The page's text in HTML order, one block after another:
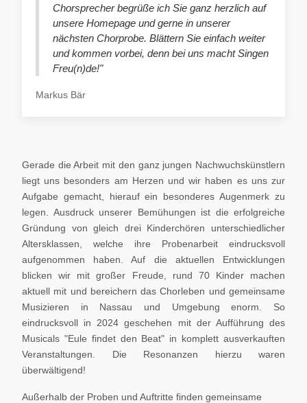
Chorsprecher begrüße ich Sie ganz herzlich auf
unsere Homepage und gerne in unserer
nächsten Chorprobe. Blättern Sie einfach weiter
und kommen vorbei, denn bei uns macht Singen
Freu(n)de!"
Markus Bär
Gerade die Arbeit mit den ganz jungen Nachwuchskünstlern
liegt uns besonders am Herzen und wir haben es uns zur
Aufgabe gemacht, hierauf ein besonderes Augenmerk zu
legen. Ausdruck unserer Bemühungen ist die erfolgreiche
Gründung von gleich drei Kinderchören unterschiedlicher
Altersklassen, welche ihre Probenarbeit eindrucksvoll
aufgenommen haben. Auf die aktuellen Entwicklungen
blicken wir mit großer Freude, rund 70 Kinder machen
aktuell mit und bereichern das Chorleben und gemeinsame
Musizieren in Nassau und Umgebung enorm. So
eindrucksvoll in 2024 geschehen mit der Aufführung des
Musicals "Eule findet den Beat" in komplett ausverkauften
Veranstaltungen. Die Resonanzen hierzu waren
überwältigend!
Außerhalb der Proben und Auftritte finden gemeinsame